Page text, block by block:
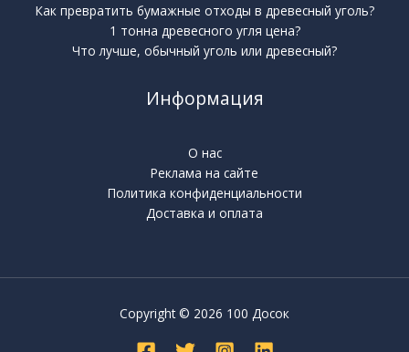
Как превратить бумажные отходы в древесный уголь?
1 тонна древесного угля цена?
Что лучше, обычный уголь или древесный?
Информация
О нас
Реклама на сайте
Политика конфиденциальности
Доставка и оплата
Copyright © 2026 100 Досок